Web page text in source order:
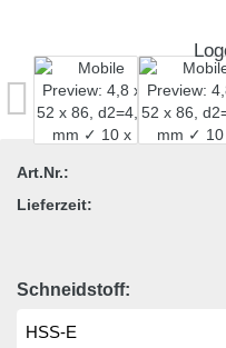
Art.Nr.:
Lieferzeit:
Schneidstoff: